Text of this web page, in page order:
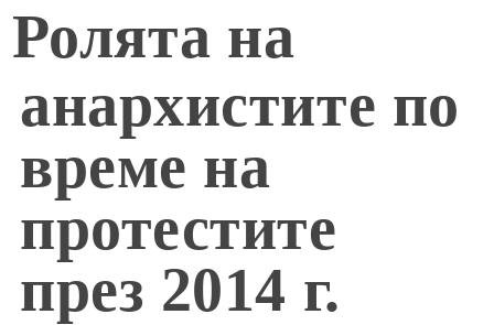
Ролята на
анархистите по
време на
протестите
през 2014 г.